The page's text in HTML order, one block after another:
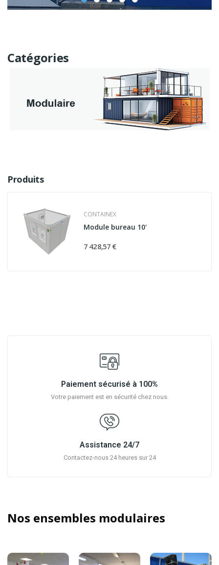
Catégories
Produits
CONTAINEX
Module bureau 10'
7 428,57 €
Paiement sécurisé à 100%
Votre paiement est en sécurité chez nous.
Assistance 24/7
Contactez-nous 24 heures sur 24
Nos ensembles modulaires